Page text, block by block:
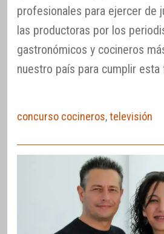
profesionales para ejercer de
las productoras por los
gastronómicos y cocineros
nuestro país para cumplir esta
concurso cocineros,televisión